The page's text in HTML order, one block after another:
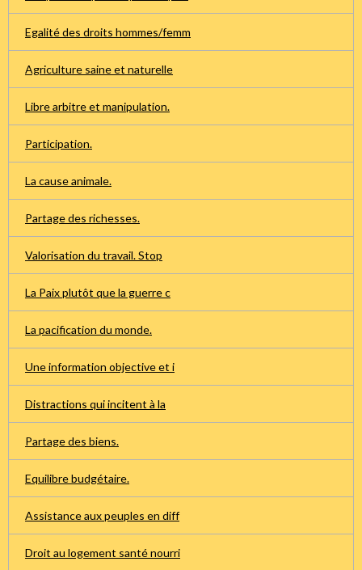
Egalité des droits hommes/femm
Agriculture saine et naturelle
Libre arbitre et manipulation.
Participation.
La cause animale.
Partage des richesses.
Valorisation du travail. Stop
La Paix plutôt que la guerre c
La pacification du monde.
Une information objective et i
Distractions qui incitent à la
Partage des biens.
Equilibre budgétaire.
Assistance aux peuples en diff
Droit au logement santé nourri